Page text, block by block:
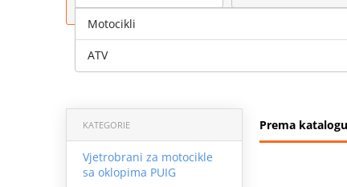
Prema katalogu
KATEGORIE
Vjetrobrani za motocikle
sa oklopima PUIG
Motocikli
ATV